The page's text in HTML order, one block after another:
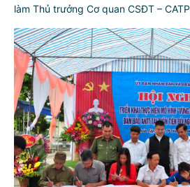
làm Thủ trưởng Cơ quan CSĐT – CATP